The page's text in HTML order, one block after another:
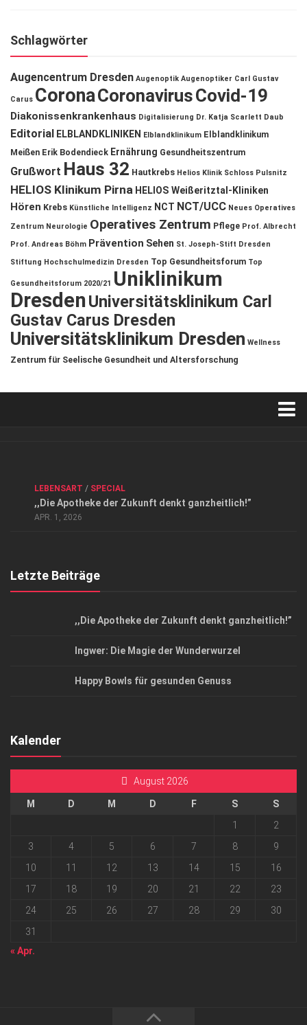
Schlagwörter
Augencentrum Dresden Augenoptik Augenoptiker Carl Gustav
Carus CoronaCoronavirusCovid-19
Diakonissenkrankenhaus Digitalisierung Dr. Katja Scarlett Daub
Editorial ELBLANDKLINIKEN Elblandklinikum Elblandklinikum
Meißen Erik Bodendieck Ernährung Gesundheitszentrum
Grußwort Haus 32 Hautkrebs Helios Klinik Schloss Pulsnitz
HELIOS Klinikum Pirna HELIOS Weißeritztal-Kliniken
Hören Krebs Künstliche Intelligenz NCT NCT/UCC Neues Operatives
Zentrum Neurologie Operatives Zentrum Pflege Prof. Albrecht
Prof. Andreas Böhm Prävention Sehen St. Joseph-Stift Dresden
Stiftung Hochschulmedizin Dresden Top Gesundheitsforum Top
Gesundheitsforum 2020/21 Uniklinikum
DresdenUniversitätsklinikum Carl
Gustav Carus Dresden
Universitätsklinikum Dresden Wellness
Zentrum für Seelische Gesundheit und Altersforschung
Datenschutzerklärung
Top Magazin Dresden / Ostsachsen
LEBENSART / SPECIAL
,,Die Apotheke der Zukunft denkt ganzheitlich!”
APR. 1, 2026
Letzte Beiträge
,,Die Apotheke der Zukunft denkt ganzheitlich!”
Ingwer: Die Magie der Wunderwurzel
Happy Bowls für gesunden Genuss
Kalender
August 2026
M D M D F S
S
1
2
3
4 5 6 7 8
9
10
11 12 13 14 15
16
17
18 19 20 21 22
23
24
25 26 27 28 29
30
31
« Apr.